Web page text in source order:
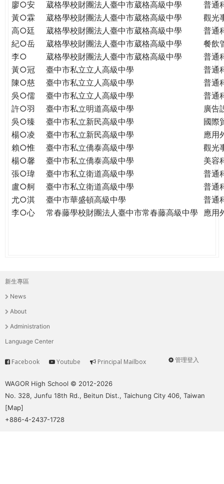
廖○安
葳格學校財團法人臺中市葳格高級中學
普通
黃○霖
葳格學校財團法人臺中市葳格高級中學
觀光
高○廷
葳格學校財團法人臺中市葳格高級中學
普通
紀○岳
葳格學校財團法人臺中市葳格高級中學
餐飲
李○
葳格學校財團法人臺中市葳格高級中學
普通
黃○冠
臺中市私立立人高級中學
普通
陳○慈
臺中市私立立人高級中學
普通
吳○儒
臺中市私立立人高級中學
普通
許○羽
臺中市私立明道高級中學
廣告
吳○臻
臺中市私立新民高級中學
國際
楊○凌
臺中市私立新民高級中學
應用
賴○惟
臺中市私立僑泰高級中學
觀光
楊○馨
臺中市私立僑泰高級中學
美容
張○瑋
臺中市私立衛道高級中學
普通
盧○舸
臺中市私立衛道高級中學
普通
尤○淇
臺中市華盛頓高級中學
普通
李○心
常春藤學校財團法人臺中市常春藤高級中學 應用
主
選
單
新生專區
News
About
Administration
Language Center
User
管理登入
Service
Facebook Youtube Principal Mailbox
WAGOR High School © 2012-2026
No. 328, Junfu 18th Rd., Beitun Dist., Taichung City 406, Taiwan
[Map]
+886-4-2437-1728